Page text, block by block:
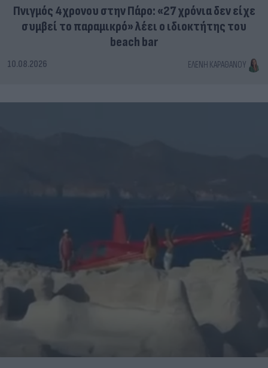
Πνιγμός 4χρονου στην Πάρο: «27 χρόνια δεν είχε
συμβεί το παραμικρό» λέει ο ιδιοκτήτης του
beach bar
10.08.2026 ΕΛΈΝΗ ΚΑΡΑΘΆΝΟΥ